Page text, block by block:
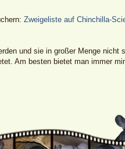
Zweigeliste auf Chinchilla-
und sie in großer Menge nicht
Am besten bietet man immer